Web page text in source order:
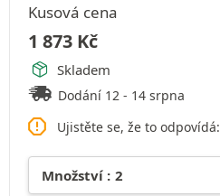
Kusová cena
1 873 Kč
Skladem
Dodání 12 - 14 srpna
Ujistěte se, že to odpovídá: